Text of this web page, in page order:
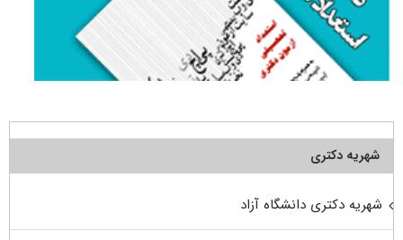
شهریه دکتری
شهریه دکتری دانشگاه آزاد